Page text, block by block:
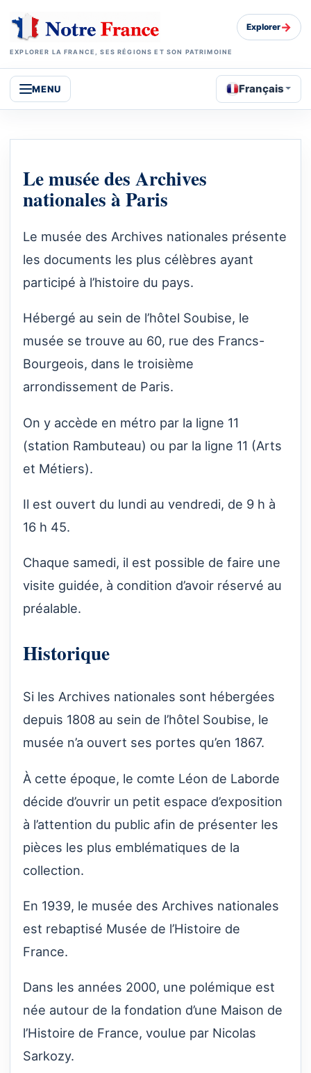
EXPLORER LA FRANCE, SES RÉGIONS ET SON PATRIMOINE
Explorer→
MENU Français
Le musée des Archives
nationales à Paris
Le musée des Archives nationales présente
les documents les plus célèbres ayant
participé à l’histoire du pays.
Hébergé au sein de l’hôtel Soubise, le
musée se trouve au 60, rue des Francs-
Bourgeois, dans le troisième
arrondissement de Paris.
On y accède en métro par la ligne 11
(station Rambuteau) ou par la ligne 11 (Arts
et Métiers).
Il est ouvert du lundi au vendredi, de 9 h à
16 h 45.
Chaque samedi, il est possible de faire une
visite guidée, à condition d’avoir réservé au
préalable.
Historique
Si les Archives nationales sont hébergées
depuis 1808 au sein de l’hôtel Soubise, le
musée n’a ouvert ses portes qu’en 1867.
À cette époque, le comte Léon de Laborde
décide d’ouvrir un petit espace d’exposition
à l’attention du public afin de présenter les
pièces les plus emblématiques de la
collection.
En 1939, le musée des Archives nationales
est rebaptisé Musée de l’Histoire de
France.
Dans les années 2000, une polémique est
née autour de la fondation d’une Maison de
l’Histoire de France, voulue par Nicolas
Sarkozy.